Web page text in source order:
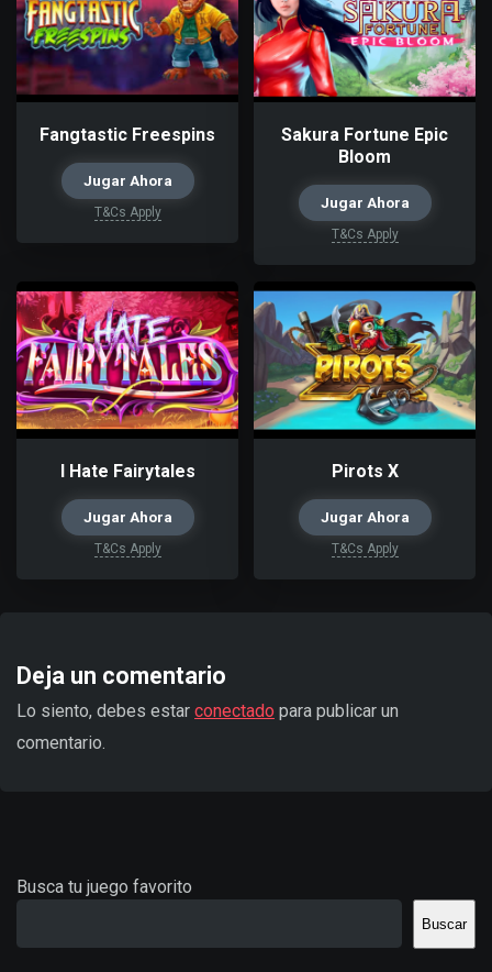
Fangtastic Freespins
Jugar Ahora
T&Cs Apply
Sakura Fortune Epic
Bloom
Jugar Ahora
T&Cs Apply
I Hate Fairytales
Jugar Ahora
T&Cs Apply
Pirots X
Jugar Ahora
T&Cs Apply
Deja un comentario
Lo siento, debes estar conectado para publicar un
comentario.
Busca tu juego favorito
Buscar